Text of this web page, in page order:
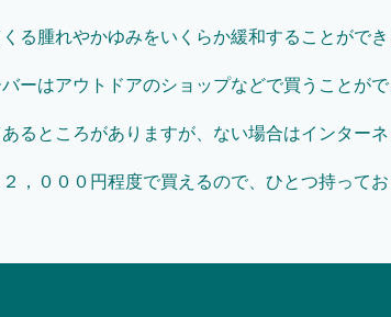
る腫れやかゆみをいくらか緩和することができ
ーはアウトドアのショップなどで買うことがで
るところがありますが、ない場合はインターネ
，０００円程度で買えるので、ひとつ持ってお